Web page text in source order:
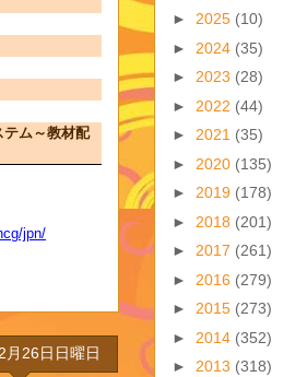
テム～教材配
jpn/
月26日日曜日
► 2025 (10)
► 2024 (35)
► 2023 (28)
► 2022 (44)
► 2021 (35)
► 2020 (135)
► 2019 (178)
► 2018 (201)
► 2017 (261)
► 2016 (279)
► 2015 (273)
► 2014 (352)
► 2013 (318)